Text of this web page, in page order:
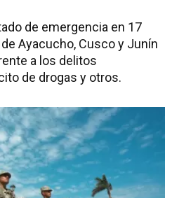
de emergencia en 17
Ayacucho, Cusco y Junín
a los delitos
de drogas y otros.